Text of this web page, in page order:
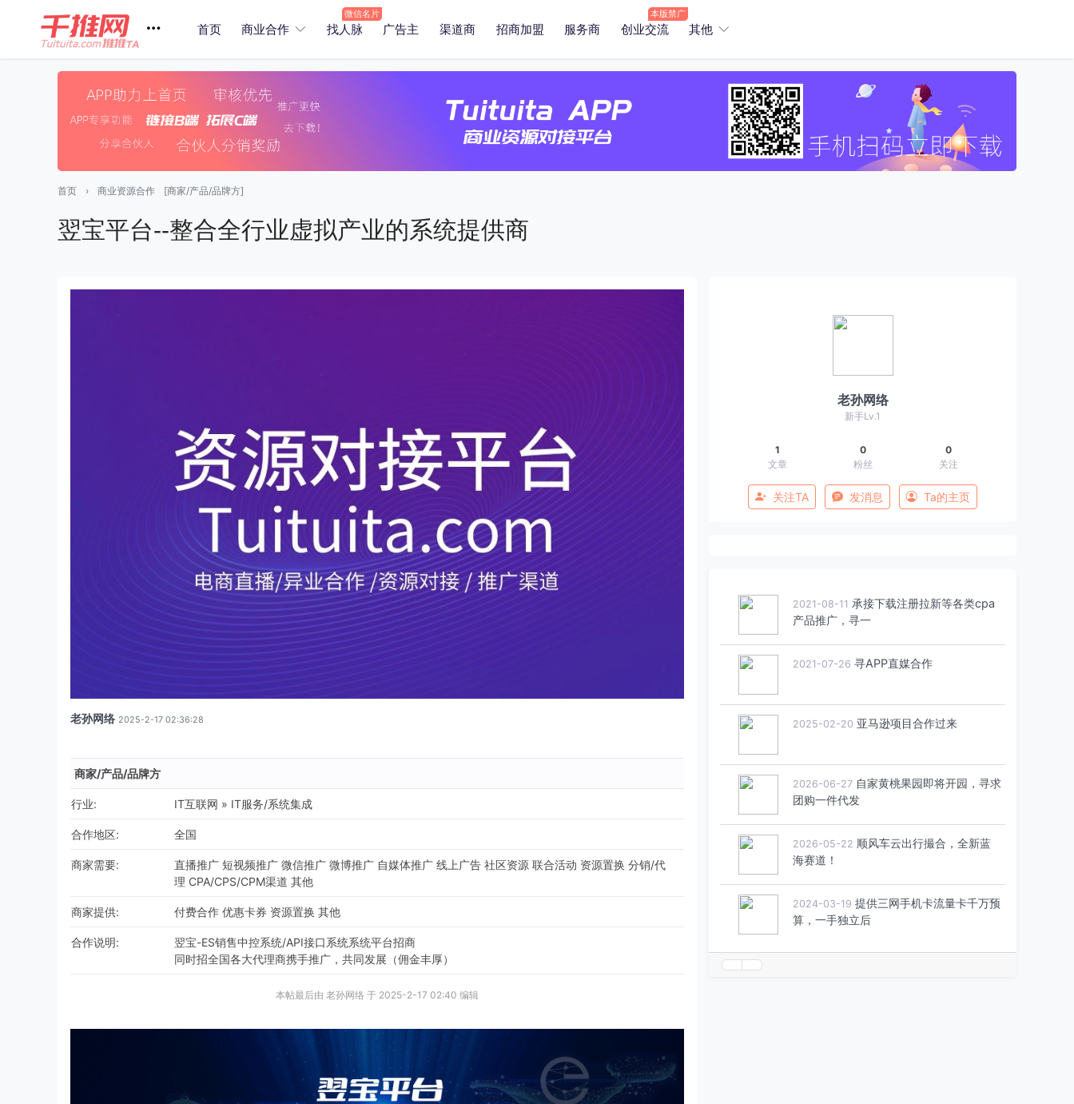
首页 商业合作 找人脉 广告主 渠道商 招商加盟 服务商 创业交流 其他
首页 › 商业资源合作 [商家/产品/品牌方]
翌宝平台--整合全行业虚拟产业的系统提供商‌
老孙网络 2025-2-17 02:36:28
商家/产品/品牌方
行业: IT互联网 » IT服务/系统集成
合作地区: 全国
商家需要:
直播推广 短视频推广 微信推广 微博推广 自媒体推广 线上广告 社区资源 联合活动 资源置换 分销/代
理 CPA/CPS/CPM渠道 其他
商家提供: 付费合作 优惠卡券 资源置换 其他
合作说明:
翌宝-ES销售中控系统/API接口系统系统平台招商
同时招全国各大代理商携手推广，共同发展（佣金丰厚）
本帖最后由 老孙网络 于 2025-2-17 02:40 编辑
老孙网络
新手Lv.1
1
文章
0
粉丝
0
关注
关注TA 发消息 Ta的主页
2021-08-11 承接下载注册拉新等各类cpa
产品推广，寻一
2021-07-26 寻APP直媒合作
2025-02-20 亚马逊项目合作过来
2026-06-27 自家黄桃果园即将开园，寻求
团购一件代发
2026-05-22 顺风车云出行撮合，全新蓝
海赛道！
2024-03-19 提供三网手机卡流量卡千万预
算，一手独立后